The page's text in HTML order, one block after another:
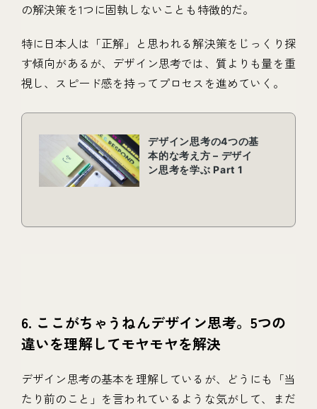
の解決策を1つに固執しないことも特徴的だ。
特に日本人は「正解」と思われる解決策をじっくり探
す傾向があるが、デザイン思考では、質よりも量を重
視し、スピード感を持ってプロセスを進めていく。
6. ここがちゃうねんデザイン思考。5つの
違いを理解してモヤモヤを解決
デザイン思考の基本を理解しているが、どうにも「当
たり前のこと」を言われているような気がして、まだ